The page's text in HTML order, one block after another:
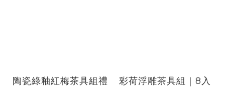
陶瓷綠釉紅梅茶具組禮
彩荷浮雕茶具組｜8入